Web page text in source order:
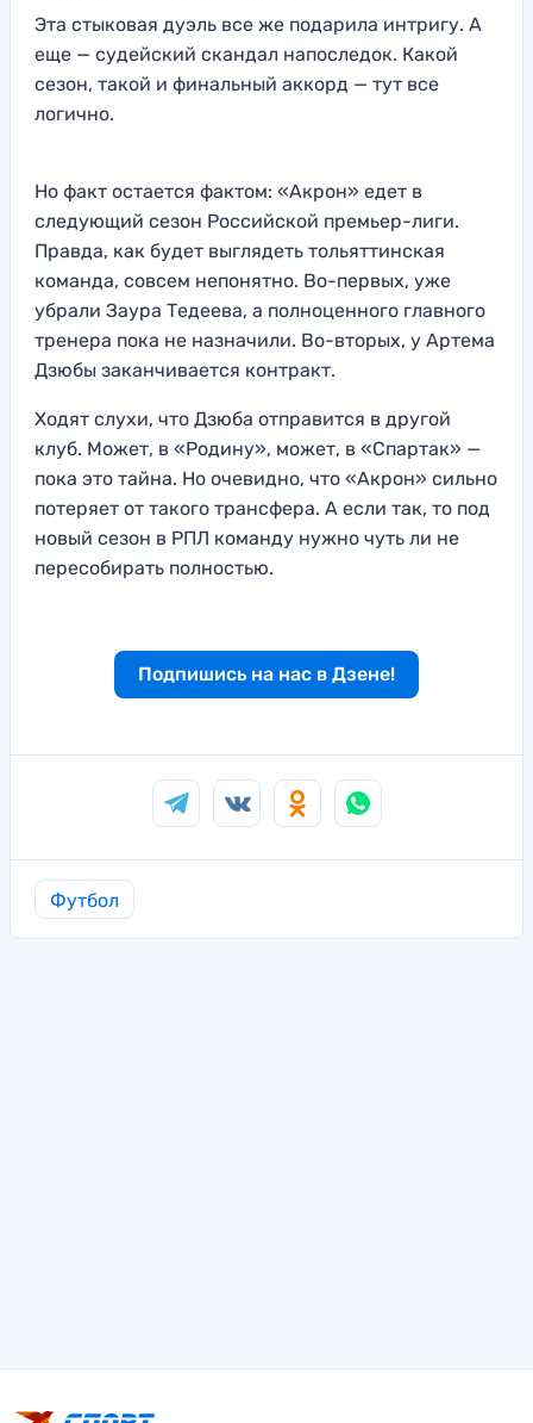
Эта стыковая дуэль все же подарила интригу. А
еще — судейский скандал напоследок. Какой
сезон, такой и финальный аккорд — тут все
логично.
Но факт остается фактом: «Акрон» едет в
следующий сезон Российской премьер-лиги.
Правда, как будет выглядеть тольяттинская
команда, совсем непонятно. Во-первых, уже
убрали Заура Тедеева, а полноценного главного
тренера пока не назначили. Во-вторых, у Артема
Дзюбы заканчивается контракт.
Ходят слухи, что Дзюба отправится в другой
клуб. Может, в «Родину», может, в «Спартак» —
пока это тайна. Но очевидно, что «Акрон» сильно
потеряет от такого трансфера. А если так, то под
новый сезон в РПЛ команду нужно чуть ли не
пересобирать полностью.
Подпишись на нас в Дзене!
Футбол